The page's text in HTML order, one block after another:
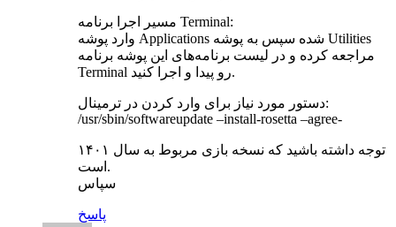
مسیر اجرا برنامه Terminal:
وارد پوشه Applications شده سپس به پوشه Utilities
مراجعه کرده و در لیست برنامه‌های این پوشه برنامه
Terminal رو پیدا و اجرا کنید.
دستور مورد نیاز برای وارد کردن در ترمینال:
/usr/sbin/softwareupdate –install-rosetta –agree-
توجه داشته باشید که نسخه بازی مربوط به سال ۱۴۰۱
است.
سپاس
پاسخ